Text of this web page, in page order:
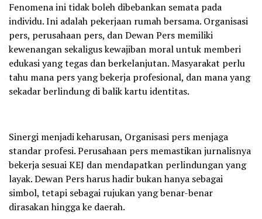
Fenomena ini tidak boleh dibebankan semata pada
individu. Ini adalah pekerjaan rumah bersama. Organisasi
pers, perusahaan pers, dan Dewan Pers memiliki
kewenangan sekaligus kewajiban moral untuk memberi
edukasi yang tegas dan berkelanjutan. Masyarakat perlu
tahu mana pers yang bekerja profesional, dan mana yang
sekadar berlindung di balik kartu identitas.
Sinergi menjadi keharusan, Organisasi pers menjaga
standar profesi. Perusahaan pers memastikan jurnalisnya
bekerja sesuai KEJ dan mendapatkan perlindungan yang
layak. Dewan Pers harus hadir bukan hanya sebagai
simbol, tetapi sebagai rujukan yang benar-benar
dirasakan hingga ke daerah.